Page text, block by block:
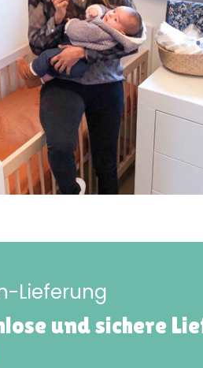
Lieferung
und sichere